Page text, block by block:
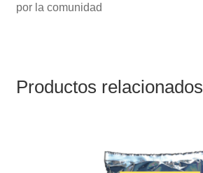
por la comunidad
Productos relacionados